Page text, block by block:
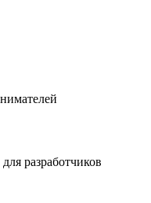
разработчиков